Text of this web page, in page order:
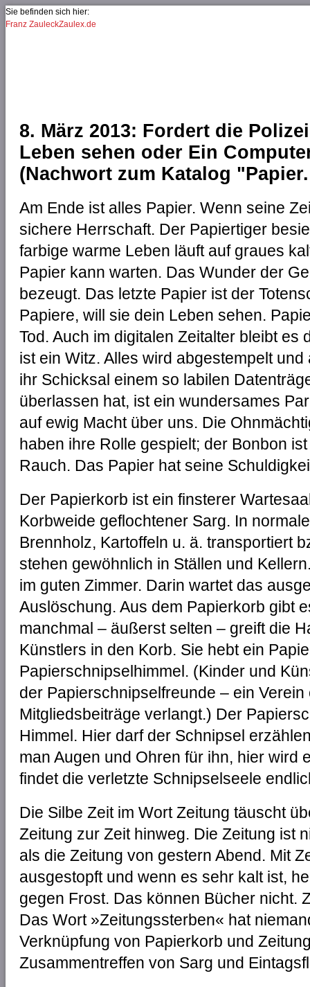
Jump to Navigation
Sie befinden sich hier:
Franz ZauleckZaulex.de
8. März 2013: Fordert die
Leben sehen oder Ein
(Nachwort zum Katalog
Am Ende ist alles Papier. Wenn seine
sichere Herrschaft. Der Papiertiger
farbige warme Leben läuft auf graues
Papier kann warten. Das Wunder der
bezeugt. Das letzte Papier ist der
Papiere, will sie dein Leben sehen.
Tod. Auch im digitalen Zeitalter bleibt
ist ein Witz. Alles wird abgestempelt
ihr Schicksal einem so labilen
überlassen hat, ist ein wundersames
auf ewig Macht über uns. Die
haben ihre Rolle gespielt; der Bonbon
Rauch. Das Papier hat seine
Der Papierkorb ist ein finsterer
Korbweide geflochtener Sarg. In
Brennholz, Kartoffeln u. ä. transportiert
stehen gewöhnlich in Ställen und
im guten Zimmer. Darin wartet das
Auslöschung. Aus dem Papierkorb gibt
manchmal – äußerst selten – greift die
Künstlers in den Korb. Sie hebt ein
Papierschnipselhimmel. (Kinder und
der Papierschnipselfreunde – ein
Mitgliedsbeiträge verlangt.) Der
Himmel. Hier darf der Schnipsel
man Augen und Ohren für ihn, hier wird
findet die verletzte Schnipselseele
Die Silbe Zeit im Wort Zeitung täuscht
Zeitung zur Zeit hinweg. Die Zeitung ist
als die Zeitung von gestern Abend. Mit
ausgestopft und wenn es sehr kalt ist,
gegen Frost. Das können Bücher nicht.
Das Wort »Zeitungssterben« hat
Verknüpfung von Papierkorb und
Zusammentreffen von Sarg und